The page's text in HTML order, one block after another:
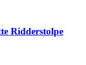
Ridderstolpe